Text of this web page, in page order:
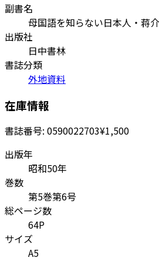
副書名
母国語を知らない日本人・蒋
出版社
日中書林
書誌分類
外地資料
在庫情報
書誌番号: 0590022703¥1,500
出版年
昭和50年
巻数
第5巻第6号
総ページ数
64P
サイズ
A5